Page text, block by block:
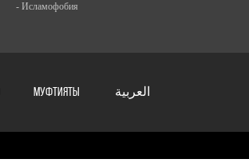
- Исламофобия
Муфтияты العربية